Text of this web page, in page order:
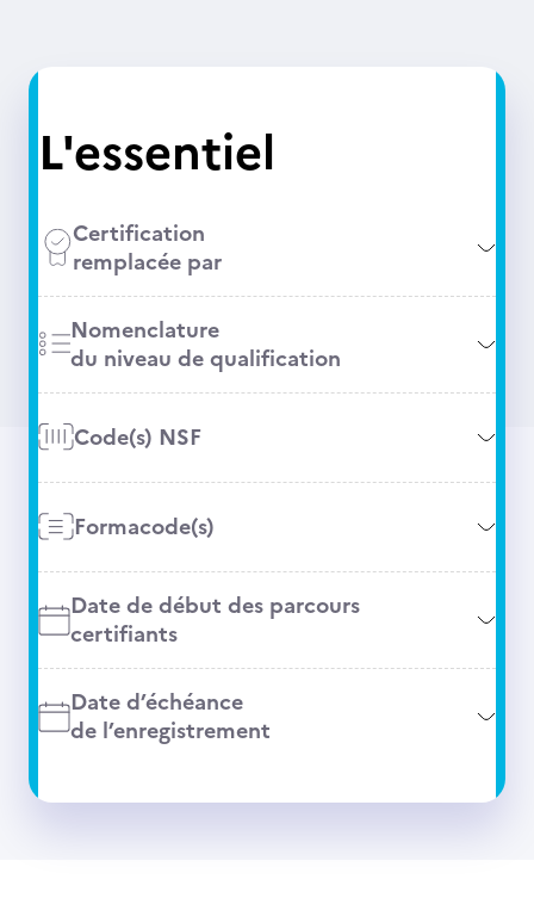
L'essentiel
Certification
remplacée par
Nomenclature
du niveau de qualification
Code(s) NSF
Formacode(s)
Date de début des parcours
certifiants
Date d’échéance
de l’enregistrement